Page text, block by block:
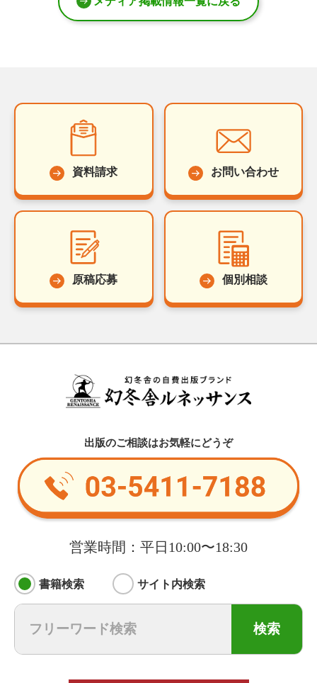
資料請求 お問い合わせ
原稿応募 個別相談
出版のご相談はお気軽にどうぞ
営業時間：平日10:00〜18:30
書籍検索 サイト内検索
検索